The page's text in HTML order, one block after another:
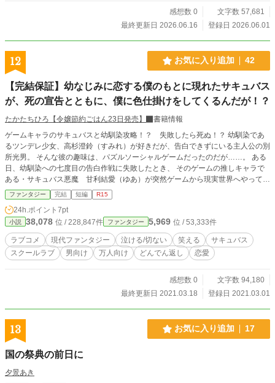
感想数 0
文字数 57,681
最終更新日 2026.06.16
登録日 2026.06.01
12 お気に入り追加 42
【完結保証】幼なじみに恋する僕のもとに現れたサキュバス
が、死の宣告とともに、僕に色仕掛けをしてくるんだが！？
たかたちひろ【令嬢節約ごはん23日発売】
書籍情報
ゲームキャラのサキュバスと幼馴染攻略！？ 失敗したら死ぬ！？ 幼馴染であ
るツンデレ少女、高杉澄鈴（すみれ）が好きだが、告白できずにいる主人公の別
所光男。 そんな彼の趣味は、パズルソーシャルゲームだったのだが……。 ある
日、幼馴染への七度目の告白作戦に失敗したとき、 そのゲームの推しキャラで
ある・サキュバス悪魔 甘利結愛（ゆあ）が突然ゲームから現実世界へやってき
た！ そして、彼女は光男に囁くのだ。 「別所さん。告白が成功しなかったら死
にますよ？」 と。 物語も、とっても動きます。ナンバーワン面白いラブコメで
す！！！！ 令和ぶち抜いてます。 テンプレでは全然ないですが、トップクラ
スで女性でも笑えて泣けます。 最後まで見てね。
ファンタジー 完結 短編 R15
24h.ポイント 7pt
小説 38,078 位 / 228,847件 ファンタジー 5,969 位 / 53,333件
ラブコメ 現代ファンタジー 泣ける/切ない 笑える
サキュバス
スクールラブ
男向け 万人向け どんでん返し 恋愛
感想数 0
文字数 94,180
最終更新日 2021.03.18
登録日 2021.03.01
13 お気に入り追加 17
国の祭典の前日に
夕景あき